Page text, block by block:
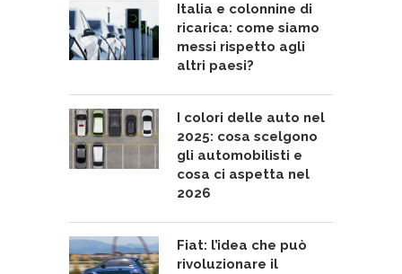
Italia e colonnine di
ricarica: come siamo
messi rispetto agli
altri paesi?
I colori delle auto nel
2025: cosa scelgono
gli automobilisti e
cosa ci aspetta nel
2026
Fiat: l’idea che può
rivoluzionare il